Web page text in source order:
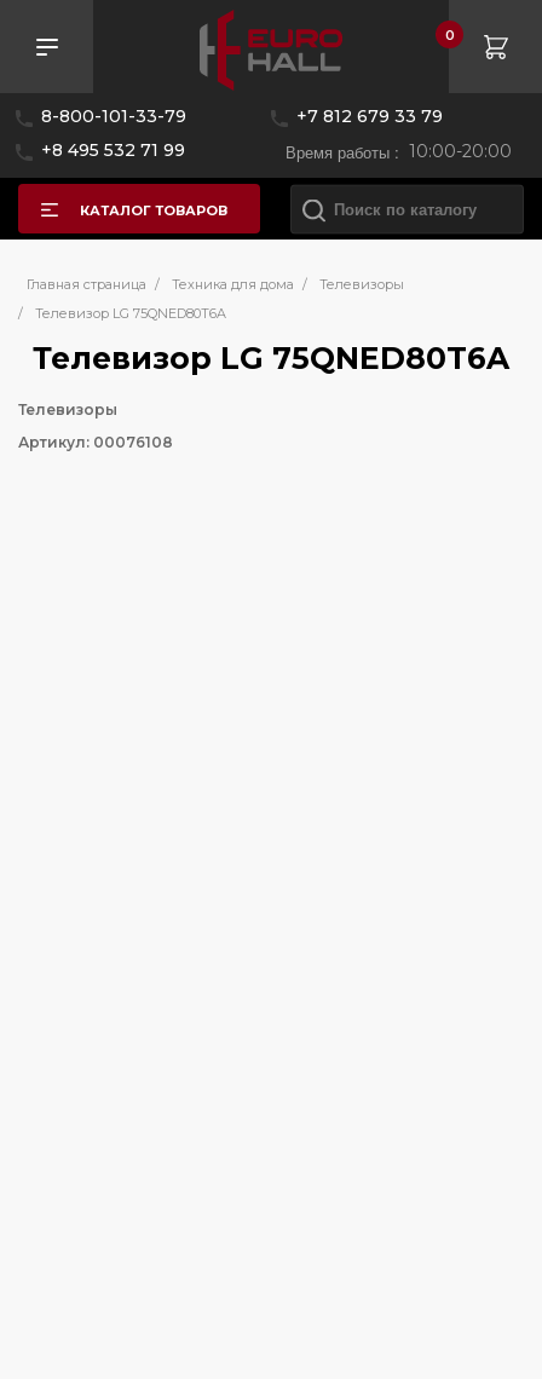
8-800-101-33-79
+7 812 679 33 79
+8 495 532 71 99
Время работы : 10:00-20:00
0
КАТАЛОГ ТОВАРОВ
Главная страница / Техника для дома /
Телевизоры
/
Телевизор LG 75QNED80T6A
Телевизор LG 75QNED80T6A
Телевизоры
Артикул: 00076108